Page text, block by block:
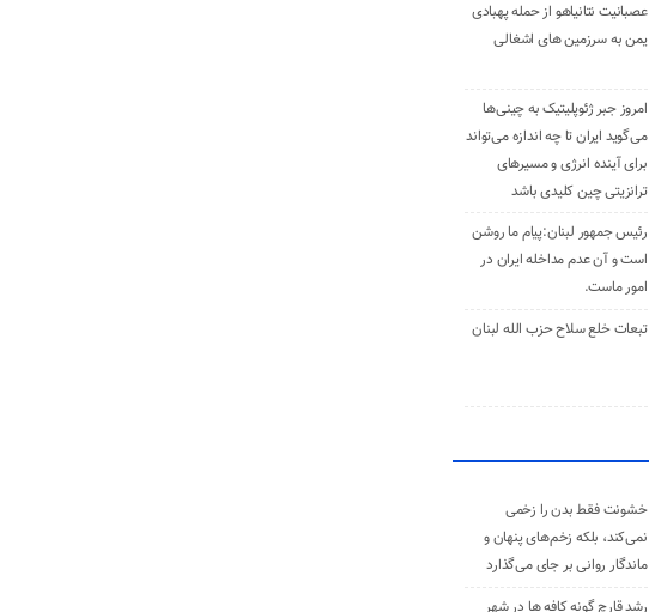
عصبانیت نتانیاهو از حمله پهبادی
یمن به سرزمین های اشغالی
امروز جبر ژئوپلیتیک به چینی‌ها
می‌گوید ایران تا چه اندازه می‌تواند
برای آینده انرژی و مسیرهای
ترانزیتی چین کلیدی باشد
رئیس جمهور لبنان:پیام ما روشن
است و آن عدم مداخله ایران در
امور ماست.
تبعات خلع سلاح حزب الله لبنان
خشونت فقط بدن را زخمی
نمی‌کند، بلکه زخم‌های پنهان و
ماندگار روانی بر جای می‌گذارد
رشد قارچ گونه کافه ها در شهر